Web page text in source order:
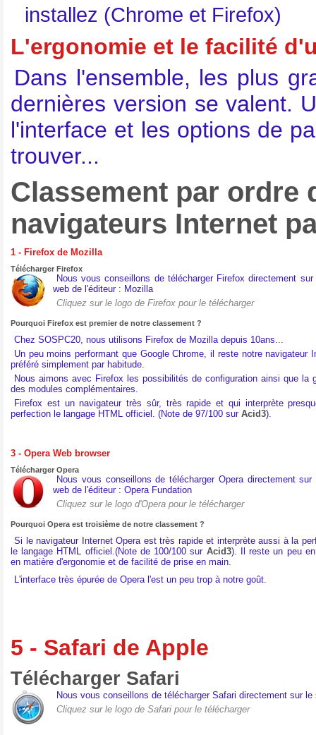
installez (Chrome et Firefox)
L'ergonomie et le facilité
Dans l'ensemble, les plus
dernières version se valent.
l'interface et les options de
trouver...
Classement par ordre
navigateurs Internet
1 - Firefox de Mozilla
Télécharger Firefox
Nous vous conseillons de télécharger Firefox directement
web de l'éditeur : Mozilla
Cliquez sur le logo de Firefox pour le télécharger
Pourquoi Firefox est premier de notre classement ?
Chez SOSPC20, nous utilisons Firefox de Mozilla depuis 10ans...
Un peu moins performant que Google Chrome, il reste notre navigateur
préféré simplement par habitude.
Nous aimons avec Firefox les possibilités de configuration ainsi que la
des modules complémentaires.
Firefox est un navigateur très sûr, très rapide et qui interprète
perfection le langage HTML officiel. (Note de 97/100 sur Acid3).
3 - Opera Web browser
Télécharger Opera
Nous vous conseillons de télécharger Opera directement
web de l'éditeur : Opera Fundation
Cliquez sur le logo d'Opera pour le télécharger
Pourquoi Opera est troisième de notre classement ?
Si le navigateur Internet Opera est très rapide et interprète aussi à la
le langage HTML officiel.(Note de 100/100 sur Acid3). Il reste un peu
en matière d'ergonomie et de facilité de prise en main.
L'interface très épurée de Opera l'est un peu trop à notre goût.
5 - Safari de Apple
Télécharger Safari
Nous vous conseillons de télécharger Safari directement sur
Cliquez sur le logo de Safari pour le télécharger